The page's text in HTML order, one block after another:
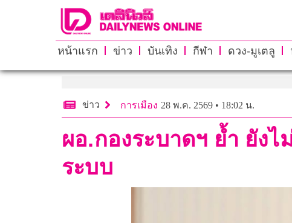
หน้าแรก ข่าว บันเทิง กีฬา ดวง-มูเตลู
ข่าว การเมือง 28 พ.ค. 2569 • 18:02 น.
ผอ.กองระบาดฯ ย้ำ ยัง
ระบบ